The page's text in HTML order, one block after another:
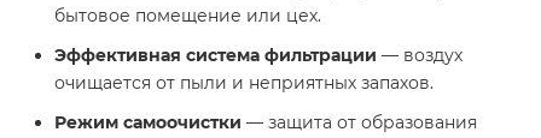
бытовое помещение или цех.
Эффективная система фильтрации — воздух
очищается от пыли и неприятных запахов.
Режим самоочистки — защита от образования